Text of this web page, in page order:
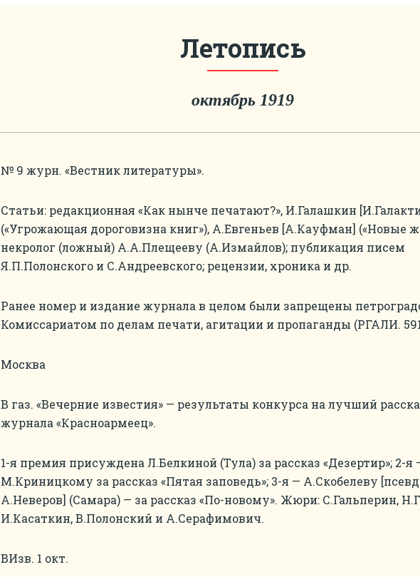
Летопись
октябрь 1919
№ 9 журн. «Вестник литературы».
Статьи: редакционная «Как нынче печатают?», И.Галашкин
(«Угрожающая дороговизна книг»), А.Евгеньев [А.Кауфман] («Новые
некролог (ложный) А.А.Плещееву (А.Измайлов); публикация писем
Я.П.Полонского и С.Андреевского; рецензии, хроника и др.
Ранее номер и издание журнала в целом были запрещены
Комиссариатом по делам печати, агитации и пропаганды (РГАЛИ. 591.
Москва
В газ. «Вечерние известия» — результаты конкурса на лучший
журнала «Красноармеец».
1-я премия присуждена Л.Белкиной (Тула) за рассказ «Дезертир»; 2-я
М.Криницкому за рассказ «Пятая заповедь»; 3-я — А.Скобелеву
А.Неверов] (Самара) — за рассказ «По-новому». Жюри: С.Гальперин,
И.Касаткин, В.Полонский и А.Серафимович.
ВИзв. 1 окт.